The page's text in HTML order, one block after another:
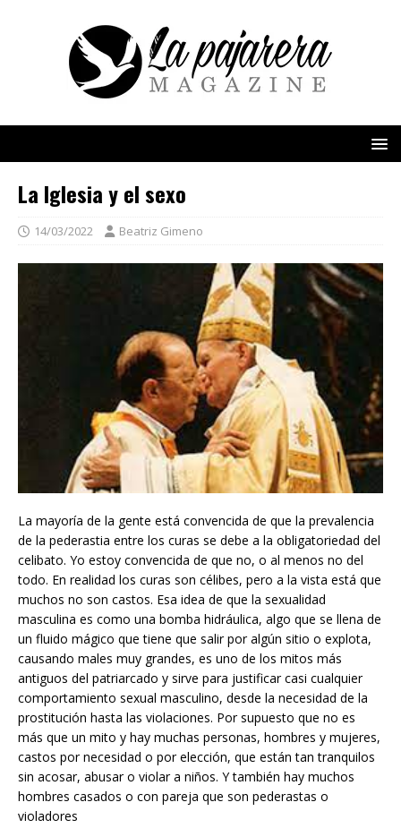
La Iglesia y el sexo
14/03/2022 Beatriz Gimeno
La mayoría de la gente está convencida de que la prevalencia
de la pederastia entre los curas se debe a la obligatoriedad del
celibato. Yo estoy convencida de que no, o al menos no del
todo. En realidad los curas son célibes, pero a la vista está que
muchos no son castos. Esa idea de que la sexualidad
masculina es como una bomba hidráulica, algo que se llena de
un fluido mágico que tiene que salir por algún sitio o explota,
causando males muy grandes, es uno de los mitos más
antiguos del patriarcado y sirve para justificar casi cualquier
comportamiento sexual masculino, desde la necesidad de la
prostitución hasta las violaciones. Por supuesto que no es
más que un mito y hay muchas personas, hombres y mujeres,
castos por necesidad o por elección, que están tan tranquilos
sin acosar, abusar o violar a niños. Y también hay muchos
hombres casados o con pareja que son pederastas o
violadores